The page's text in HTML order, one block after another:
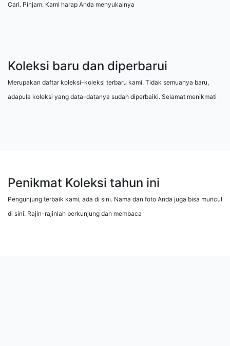
Cari. Pinjam. Kami harap Anda menyukainya
Koleksi baru dan diperbarui
Merupakan daftar koleksi-koleksi terbaru kami. Tidak semuanya baru,
adapula koleksi yang data-datanya sudah diperbaiki. Selamat menikmati
Penikmat Koleksi tahun ini
Pengunjung terbaik kami, ada di sini. Nama dan foto Anda juga bisa muncul
di sini. Rajin-rajinlah berkunjung dan membaca